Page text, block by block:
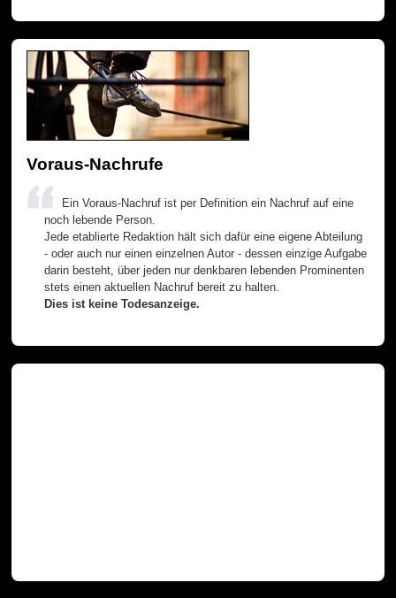
Voraus-Nachrufe
Ein Voraus-Nachruf ist per Definition ein Nachruf auf eine
noch lebende Person.
Jede etablierte Redaktion hält sich dafür eine eigene Abteilung
- oder auch nur einen einzelnen Autor - dessen einzige Aufgabe
darin besteht, über jeden nur denkbaren lebenden Prominenten
stets einen aktuellen Nachruf bereit zu halten.
Dies ist keine Todesanzeige.